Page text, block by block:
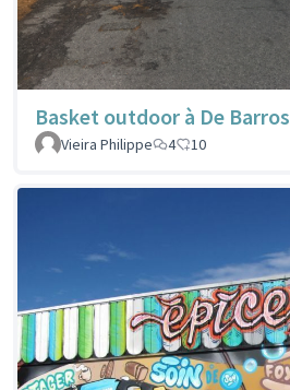
Basket outdoor à De Barros
Vieira Philippe
4 10